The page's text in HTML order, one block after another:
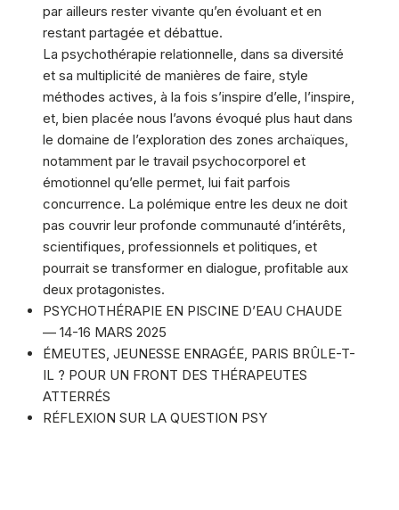
par ailleurs rester vivante qu’en évoluant et en
restant partagée et débattue.
La psychothérapie relationnelle, dans sa diversité
et sa multiplicité de manières de faire, style
méthodes actives, à la fois s’inspire d’elle, l’inspire,
et, bien placée nous l’avons évoqué plus haut dans
le domaine de l’exploration des zones archaïques,
notamment par le travail psychocorporel et
émotionnel qu’elle permet, lui fait parfois
concurrence. La polémique entre les deux ne doit
pas couvrir leur profonde communauté d’intérêts,
scientifiques, professionnels et politiques, et
pourrait se transformer en dialogue, profitable aux
deux protagonistes.
PSYCHOTHÉRAPIE EN PISCINE D’EAU CHAUDE
— 14-16 MARS 2025
ÉMEUTES, JEUNESSE ENRAGÉE, PARIS BRÛLE-T-
IL ? POUR UN FRONT DES THÉRAPEUTES
ATTERRÉS
RÉFLEXION SUR LA QUESTION PSY